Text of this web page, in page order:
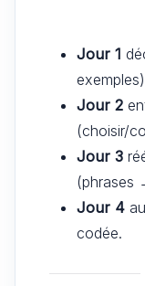
Jour 1
Jour 2
(choisir/
Jour 3
(phrases
Jour 4
codée.